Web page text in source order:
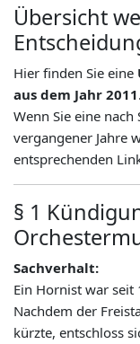
Übersicht
Hier finden Sie eine
aus dem Jahr 2011.
Wenn Sie eine
vergangener Jahre
entsprechenden
§ 1
Sachverhalt:
Ein Hornist war seit
Nachdem der
kürzte, entschloss